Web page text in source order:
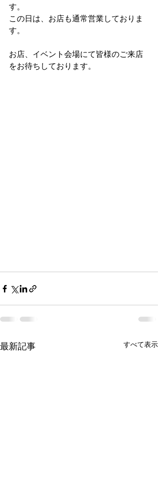
す。
この日は、お店も通常営業しておりま
す。
お店、イベント会場にて皆様のご来店
をお待ちしております。
最新記事 すべて表示